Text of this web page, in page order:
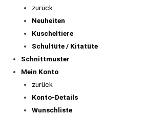
zurück
Neuheiten
Kuscheltiere
Schultüte / Kitatüte
Schnittmuster
Mein Konto
zurück
Konto-Details
Wunschliste